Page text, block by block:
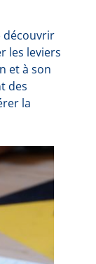
découvrir
les leviers
et à son
des
la